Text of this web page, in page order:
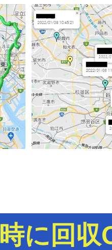
に回収